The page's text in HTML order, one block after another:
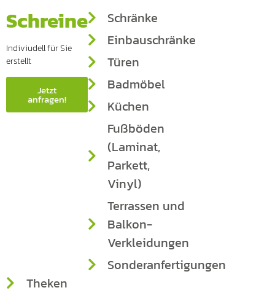
Schreinerarbeiten
Indiviudell für Sie
erstellt
Jetzt
anfragen!
Schränke
Einbauschränke
Türen
Badmöbel
Küchen
Fußböden
(Laminat,
Parkett,
Vinyl)
Terrassen und
Balkon-
Verkleidungen
Sonderanfertigungen
Theken